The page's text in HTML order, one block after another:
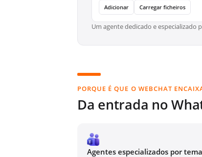
Adicionar Carregar ficheiros
Um agente dedicado e
PORQUE É QUE O WEBCHAT
Da entrada no
Agentes especializados por tema